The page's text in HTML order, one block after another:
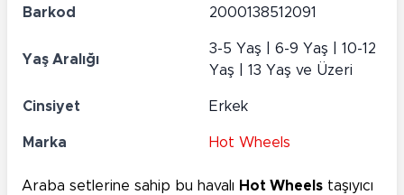
Barkod 2000138512091
Yaş Aralığı
3-5 Yaş | 6-9 Yaş | 10-12
Yaş | 13 Yaş ve Üzeri
Cinsiyet Erkek
Marka Hot Wheels
Araba setlerine sahip bu havalı Hot Wheels taşıyıcı